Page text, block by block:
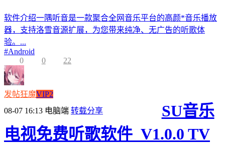
软件介绍一隅听音是一款聚合全网音乐平台的高颜*音乐播放
器，支持洛雪音源扩展，为您带来纯净、无广告的听歌体
验。...
#Android
0
0 22
发帖狂魔VIP2
08-07 16:13 电脑端 转载分享
SU音乐
电视免费听歌软件_V1.0.0 TV